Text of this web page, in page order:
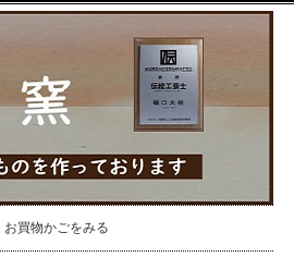
お買物かごをみる